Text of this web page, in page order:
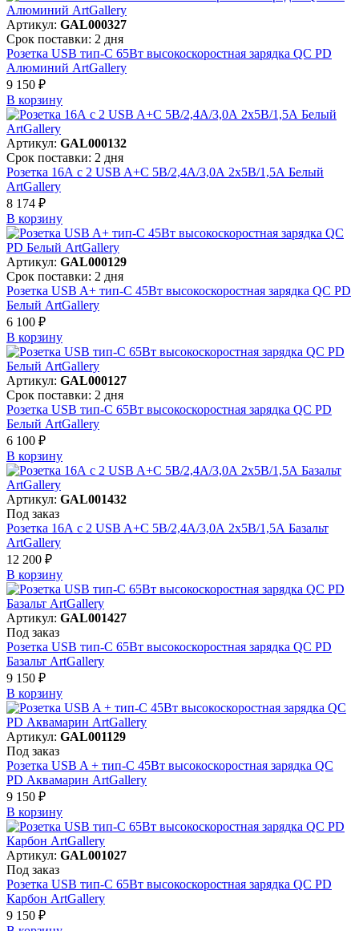
Артикул: GAL000327
Срок поставки: 2 дня
Розетка USB тип-С 65Вт высокоскоростная зарядка QC PD
Алюминий ArtGallery
9 150 ₽
В корзинy
Артикул: GAL000132
Срок поставки: 2 дня
Розетка 16А с 2 USB A+C 5В/2,4А/3,0А 2х5В/1,5А Белый
ArtGallery
8 174 ₽
В корзинy
Артикул: GAL000129
Срок поставки: 2 дня
Розетка USB A+ тип-C 45Вт высокоскоростная зарядка QC PD
Белый ArtGallery
6 100 ₽
В корзинy
Артикул: GAL000127
Срок поставки: 2 дня
Розетка USB тип-С 65Вт высокоскоростная зарядка QC PD
Белый ArtGallery
6 100 ₽
В корзинy
Артикул: GAL001432
Под заказ
Розетка 16А с 2 USB A+C 5В/2,4А/3,0А 2х5В/1,5А Базальт
ArtGallery
12 200 ₽
В корзинy
Артикул: GAL001427
Под заказ
Розетка USB тип-С 65Вт высокоскоростная зарядка QC PD
Базальт ArtGallery
9 150 ₽
В корзинy
Артикул: GAL001129
Под заказ
Розетка USB A + тип-C 45Вт высокоскоростная зарядка QC
PD Аквамарин ArtGallery
9 150 ₽
В корзинy
Артикул: GAL001027
Под заказ
Розетка USB тип-С 65Вт высокоскоростная зарядка QC PD
Карбон ArtGallery
9 150 ₽